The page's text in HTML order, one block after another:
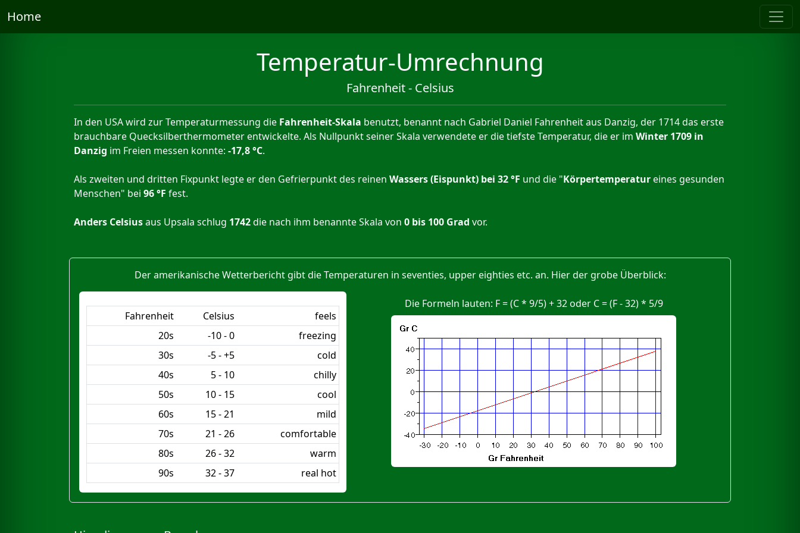
Home
Temperatur-Umrechnung
Fahrenheit - Celsius
In den USA wird zur Temperaturmessung die Fahrenheit-Skala benutzt, benannt nach Gabriel Daniel Fahrenheit aus Danzig, der 1714 das erste
brauchbare Quecksilberthermometer entwickelte. Als Nullpunkt seiner Skala verwendete er die tiefste Temperatur, die er im Winter 1709 in
Danzig im Freien messen konnte: -17,8 °C.
Als zweiten und dritten Fixpunkt legte er den Gefrierpunkt des reinen Wassers (Eispunkt) bei 32 °F und die "Körpertemperatureines gesunden
Menschen" bei 96 °F fest.
Anders Celsiusaus Upsala schlug 1742die nach ihm benannte Skala von 0 bis 100 Grad vor.
Der amerikanische Wetterbericht gibt die Temperaturen in seventies, upper eighties etc. an. Hier der grobe Überblick:
Fahrenheit Celsius
feels
20s
-10 - 0
freezing
30s
-5 - +5
cold
40s
5 - 10
chilly
50s
10 - 15
cool
60s
15 - 21
mild
70s
21 - 26
comfortable
80s
26 - 32
warm
90s
32 - 37 real hot
Die Formeln lauten: F = (C * 9/5) + 32 oder C = (F - 32) * 5/9